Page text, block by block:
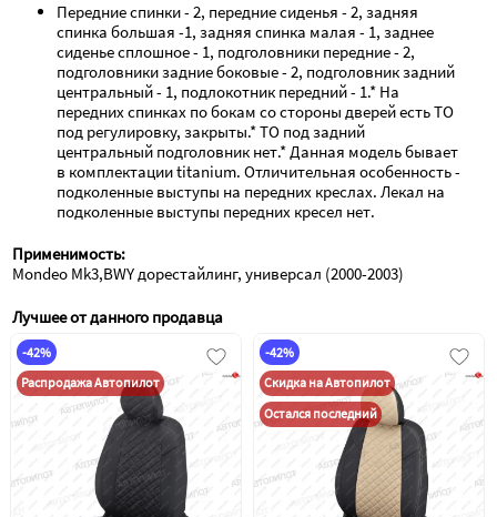
Передние спинки - 2, передние сиденья - 2, задняя
спинка большая -1, задняя спинка малая - 1, заднее
сиденье сплошное - 1, подголовники передние - 2,
подголовники задние боковые - 2, подголовник задний
центральный - 1, подлокотник передний - 1.* На
передних спинках по бокам со стороны дверей есть ТО
под регулировку, закрыты.* ТО под задний
центральный подголовник нет.* Данная модель бывает
в комплектации titanium. Отличительная особенность -
подколенные выступы на передних креслах. Лекал на
подколенные выступы передних кресел нет.
Применимость:
Mondeo Mk3,BWY дорестайлинг, универсал (2000-2003)
Лучшее от данного продавца
-42%
Распродажа Автопилот
-42%
Скидка на Автопилот
Остался последний